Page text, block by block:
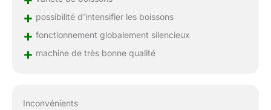
+ possibilité d’intensifier les boissons
+ fonctionnement globalement silencieux
+ machine de très bonne qualité
Inconvénients